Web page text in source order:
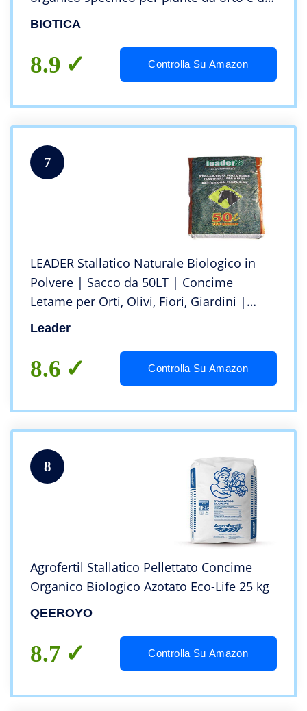
frutto, ammendante selezionato da
BIOTICA
8.9 Controlla Su Amazon
7
LEADER Stallatico Naturale Biologico in
Polvere | Sacco da 50LT | Concime
Letame per Orti, Olivi, Fiori, Giardini |
Humus di Origine Animale Alta Qualità
Leader
8.6 Controlla Su Amazon
8
Agrofertil Stallatico Pellettato Concime
Organico Biologico Azotato Eco-Life 25 kg
QEEROYO
8.7 Controlla Su Amazon